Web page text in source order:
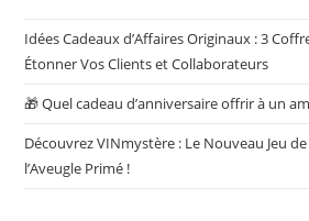
Idées Cadeaux d’Affaires Originaux : 3
Étonner Vos Clients et Collaborateurs
🎁 Quel cadeau d’anniversaire offrir à un
Découvrez VINmystère : Le Nouveau Jeu
l’Aveugle Primé !